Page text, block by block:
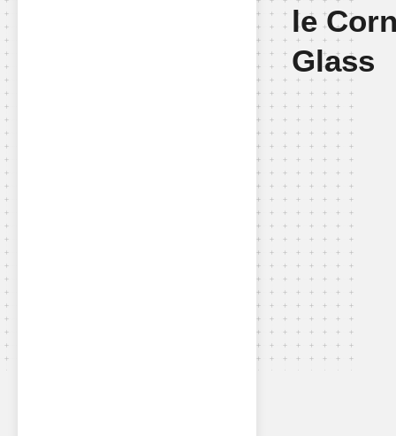
le
Glass